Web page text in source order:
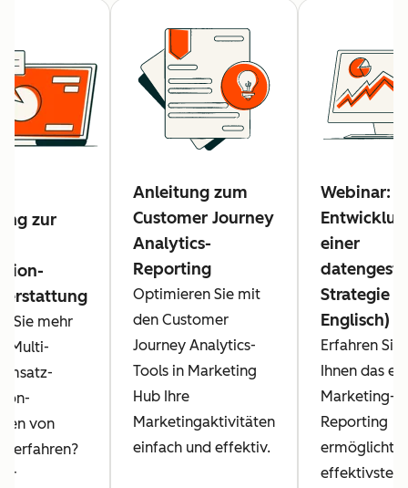
zur
Sie mehr
Multi-
von
erfahren?
Anleitung zum
Customer Journey
Analytics-
Reporting
Optimieren Sie mit
den Customer
Journey Analytics-
Tools in Marketing
Hub Ihre
Marketingaktivitäten
einfach und effektiv.
Webinar:
einer
Strategie
Englisch)
Erfahren
Ihnen das
Marketing-
Reporting
ermöglicht,
effektivsten